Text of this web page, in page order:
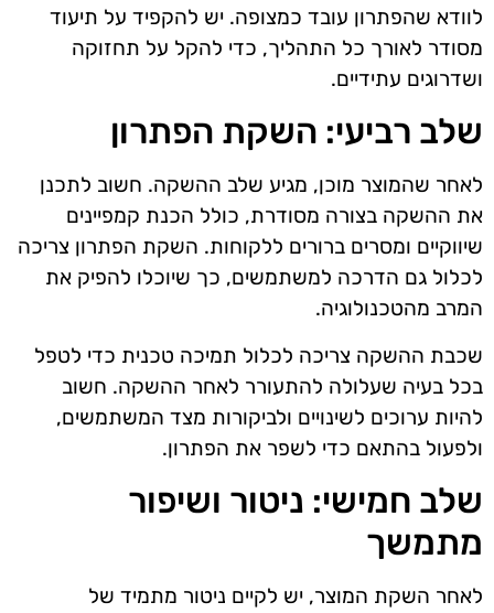
לוודא שהפתרון עובד כמצופה. יש להקפיד על תיעוד
מסודר לאורך כל התהליך, כדי להקל על תחזוקה
ושדרוגים עתידיים.
שלב רביעי: השקת הפתרון
לאחר שהמוצר מוכן, מגיע שלב ההשקה. חשוב לתכנן
את ההשקה בצורה מסודרת, כולל הכנת קמפיינים
שיווקיים ומסרים ברורים ללקוחות. השקת הפתרון צריכה
לכלול גם הדרכה למשתמשים, כך שיוכלו להפיק את
המרב מהטכנולוגיה.
שכבת ההשקה צריכה לכלול תמיכה טכנית כדי לטפל
בכל בעיה שעלולה להתעורר לאחר ההשקה. חשוב
להיות ערוכים לשינויים ולביקורות מצד המשתמשים,
ולפעול בהתאם כדי לשפר את הפתרון.
שלב חמישי: ניטור ושיפור
מתמשך
לאחר השקת המוצר, יש לקיים ניטור מתמיד של